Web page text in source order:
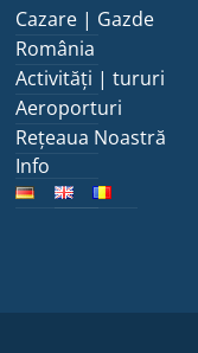
Cazare | Gazde
România
Activități | tururi
Aeroporturi
Rețeaua Noastră
Info